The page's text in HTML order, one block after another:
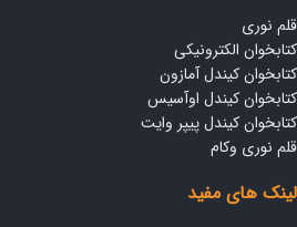
قلم نوری
کتابخوان الکترونیکی
کتابخوان کیندل آمازون
کتابخوان کیندل اوآسیس
کتابخوان کیندل پیپر وایت
قلم نوری وکام
لینک های مفید